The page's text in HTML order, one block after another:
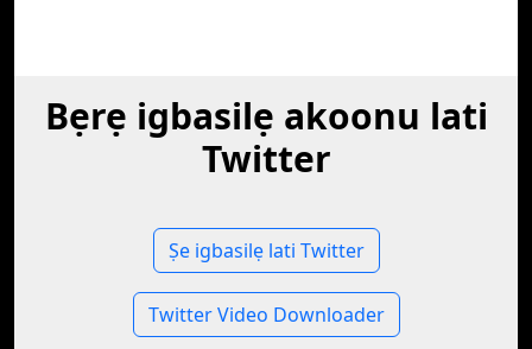
Bẹrẹ igbasilẹ akoonu lati
Twitter
Ṣe igbasilẹ lati Twitter
Twitter Video Downloader